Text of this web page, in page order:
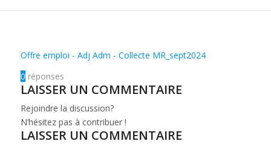
Offre emploi - Adj Adm - Collecte MR_sept2024
0 réponses
LAISSER UN COMMENTAIRE
Rejoindre la discussion?
N’hésitez pas à contribuer !
LAISSER UN COMMENTAIRE